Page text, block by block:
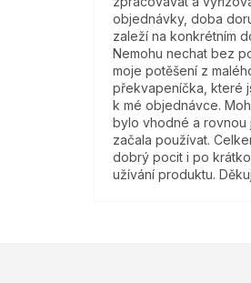
objednávky, doba
zaleží na konkrétním
Nemohu nechat bez
moje potěšení z
překvapeníčka, které
k mé objednávce.
bylo vhodné a rovnou
začala používat.
dobrý pocit i po
užívání produktu.